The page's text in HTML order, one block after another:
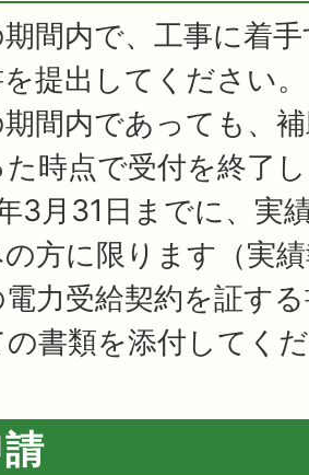
間内で、工事に着
提出してください。
間内であっても、
た時点で受付を終了
3月31日までに、実
の方に限ります（実
力受給契約を証す
書類を添付してく